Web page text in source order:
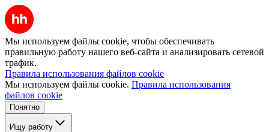
Мы используем файлы cookie, чтобы обеспечивать
правильную работу нашего веб-сайта и анализировать сетевой
трафик.
Правила использования файлов cookie
Мы используем файлы cookie. Правила использования
файлов cookie
Понятно
Ищу работу